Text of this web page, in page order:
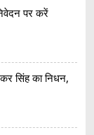
पर करें
सिंह का निधन,